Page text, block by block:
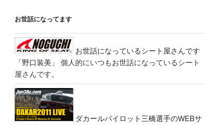
お世話になってます
お世話になっているシート屋さんです
「野口装美」
個人的にいつもお世話になっているシート
屋さんです。
ダカールパイロット三橋選手のWEBサ